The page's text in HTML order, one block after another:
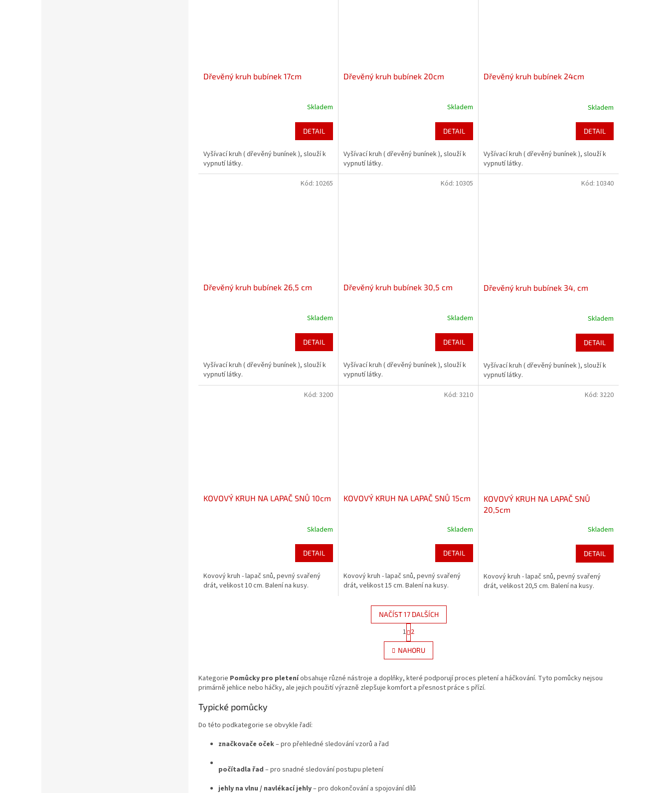
Dřevěný kruh bubínek 17cm
Skladem
DETAIL
Vyšívací kruh ( dřevěný bunínek ), slouží k
vypnutí látky.
Dřevěný kruh bubínek 20cm
Skladem
DETAIL
Vyšívací kruh ( dřevěný bunínek ), slouží k
vypnutí látky.
Dřevěný kruh bubínek 24cm
Skladem
DETAIL
Vyšívací kruh ( dřevěný bunínek ), slouží k
vypnutí látky.
Dřevěný kruh bubínek 26,5 cm
Skladem
DETAIL
Vyšívací kruh ( dřevěný bunínek ), slouží k
vypnutí látky.
Kód: 10265
Dřevěný kruh bubínek 30,5 cm
Skladem
DETAIL
Vyšívací kruh ( dřevěný bunínek ), slouží k
vypnutí látky.
Kód: 10305
Dřevěný kruh bubínek 34, cm
Skladem
DETAIL
Vyšívací kruh ( dřevěný bunínek ), slouží k
vypnutí látky.
Kód: 10340
KOVOVÝ KRUH NA LAPAČ SNŮ 10cm
Skladem
DETAIL
Kovový kruh - lapač snů, pevný svařený
drát, velikost 10 cm. Balení na kusy.
Kód: 3200
KOVOVÝ KRUH NA LAPAČ SNŮ 15cm
Skladem
DETAIL
Kovový kruh - lapač snů, pevný svařený
drát, velikost 15 cm. Balení na kusy.
Kód: 3210
KOVOVÝ KRUH NA LAPAČ SNŮ
20,5cm
Skladem
DETAIL
Kovový kruh - lapač snů, pevný svařený
drát, velikost 20,5 cm. Balení na kusy.
Kód: 3220
O
v
l
d
a
c
i
NAČÍST 17 DALŠÍCH
S
t
r
á
n
o
v
1 2
NAHORU
Kategorie Pomůcky pro pleteníobsahuje různé nástroje a doplňky, které podporují proces pletení a háčkování. Tyto pomůcky nejsou
primárně jehlice nebo háčky, ale jejich použití výrazně zlepšuje komfort a přesnost práce s přízí.
Typické pomůcky
Do této podkategorie se obvykle řadí:
značkovače oček– pro přehledné sledování vzorů a řad
počítadla řad – pro snadné sledování postupu pletení
jehly na vlnu / navlékací jehly– pro dokončování a spojování dílů